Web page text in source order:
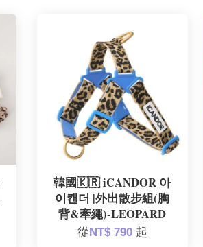
韓國🇰🇷 iCANDOR 아
이캔더 |外出散步組(胸
背&牽繩)-LEOPARD
從 NT$ 790 起